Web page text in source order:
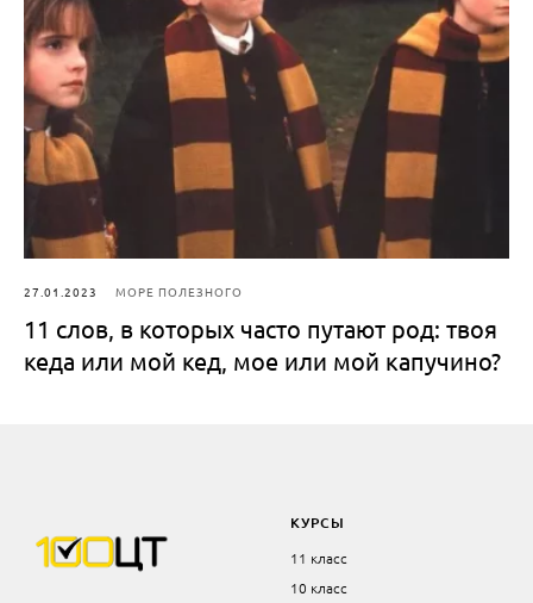
27.01.2023 МОРЕ ПОЛЕЗНОГО
11 слов, в которых часто путают род: твоя
кеда или мой кед, мое или мой капучино?
КУРСЫ
11 класс
10 класс